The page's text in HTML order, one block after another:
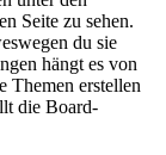
Seite zu sehen.
du sie
hängt es von
Themen erstellen
die Board-